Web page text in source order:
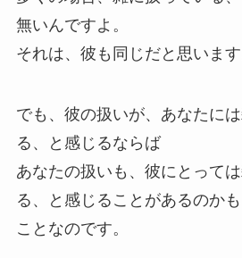
無いんですよ。
それは、彼も同じだと思います
でも、彼の扱いが、あなたに
る、と感じるならば
あなたの扱いも、彼にとって
る、と感じることがあるのか
ことなのです。